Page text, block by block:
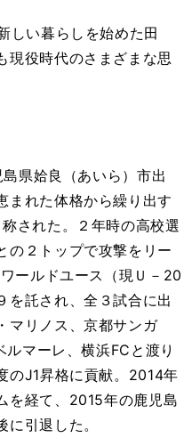
しい暮らしを始めた田
現役時代のさまざまな思
県姶良（あいら）市出
まれた体格から繰り出す
された。２年時の高校選
の２トップで攻撃をリー
ールドユース（現Ｕ－20
を託され、全３試合に出
マリノス、京都サンガ
ルマーレ、横浜FCと渡り
のJ1昇格に貢献。2014年
を経て、2015年の鹿児島
引退した。